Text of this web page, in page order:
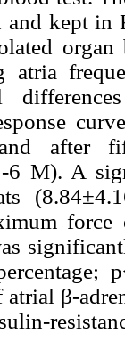
and kept
atria
after
6 M). A
atrial β-